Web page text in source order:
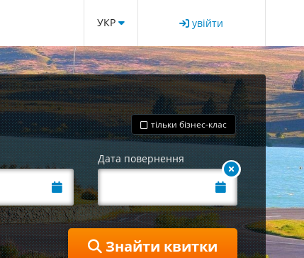
УКР увійти
тільки бізнес-клас
Дата повернення
Знайти квитки